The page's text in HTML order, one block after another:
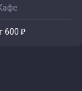
600 ₽